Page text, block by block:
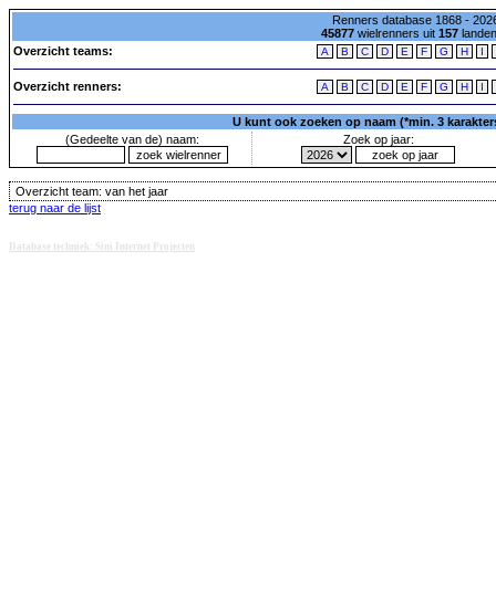
Renners database 1868 -
45877wielrenners uit 157
Overzicht teams:
A B C D E F G H I
Overzicht renners: A B C D E F G H I
U kunt ook zoeken op naam (*min. 3
(Gedeelte van de) naam:
Zoek op jaar:
Overzicht team: van het jaar
terug naar de lijst
Database techniek: Sini Internet Projecten